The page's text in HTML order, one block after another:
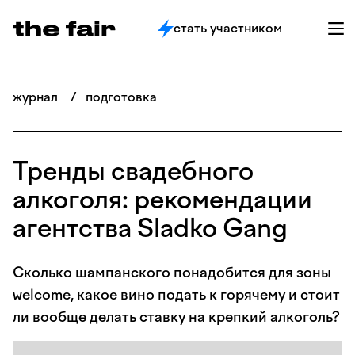
стать участником
журнал / подготовка
Тренды свадебного
алкоголя: рекомендации
агентства Sladko Gang
Сколько шампанского понадобится для зоны
welcome, какое вино подать к горячему и стоит
ли вообще делать ставку на крепкий алкоголь?